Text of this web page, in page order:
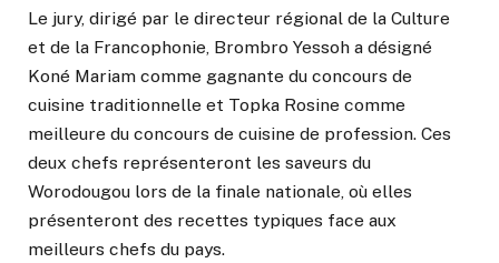
Le jury, dirigé par le directeur régional de la Culture
et de la Francophonie, Brombro Yessoh a désigné
Koné Mariam comme gagnante du concours de
cuisine traditionnelle et Topka Rosine comme
meilleure du concours de cuisine de profession. Ces
deux chefs représenteront les saveurs du
Worodougou lors de la finale nationale, où elles
présenteront des recettes typiques face aux
meilleurs chefs du pays.